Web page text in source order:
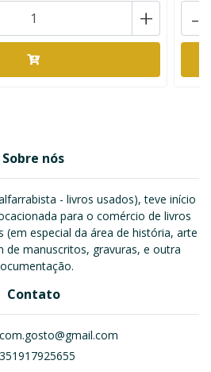
+ -
Sobre nós
- livros usados), teve início
para o comércio de livros
especial da área de história, arte
de manuscritos, gravuras, e outra
Contato